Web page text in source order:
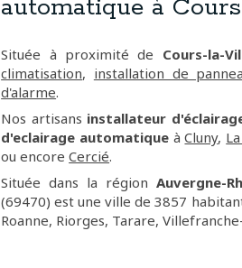
automatique à
Située à proximité de Cours-la-
climatisation, installation de
d'alarme.
Nos artisans installateur
d'eclairage automatiqueàCluny,
ou encoreCercié.
Située dans la régionAuvergne-
(69470) est une ville de 3857
Roanne, Riorges, Tarare,